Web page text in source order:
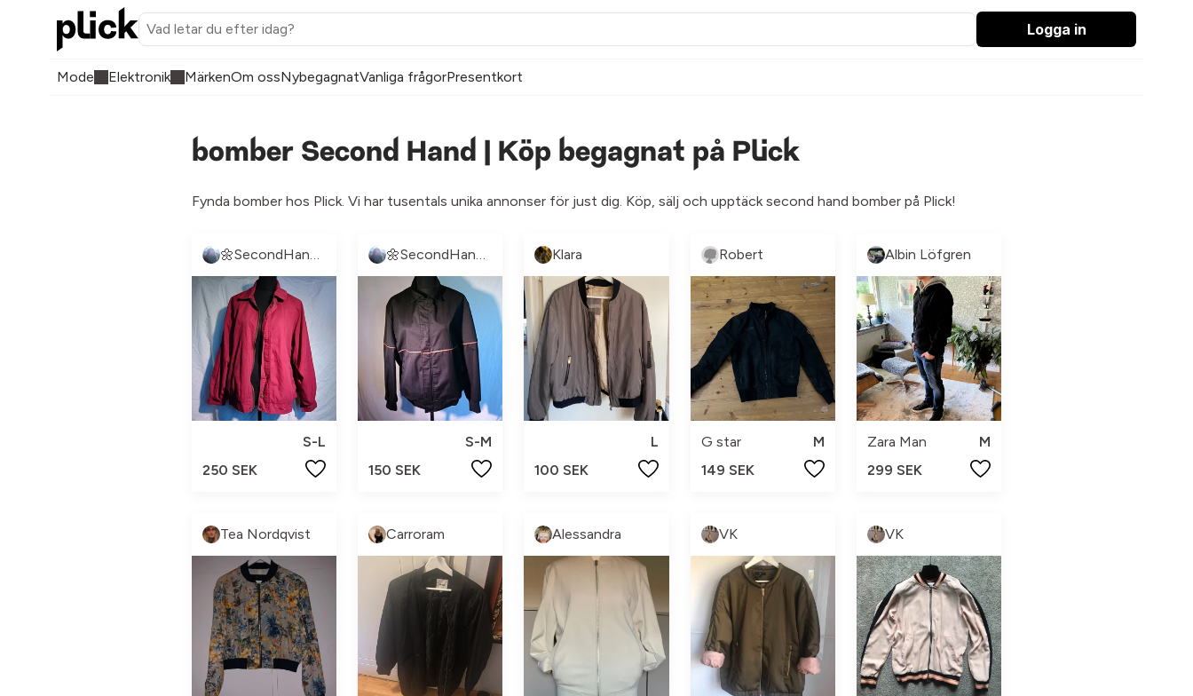
Logga in
Mode Elektronik MärkenOm ossNybegagnatVanliga frågorPresentkort
bomber Second Hand | Köp begagnat på Plick
Fynda bomber hos Plick. Vi har tusentals unika annonser för just dig. Köp, sälj och upptäck second hand bomber på Plick!
🌼SecondHandLand🌼
S-L
250 SEK
🌼SecondHandLand🌼
S-M
150 SEK
Klara
L
100 SEK
Robert
G star
M
149 SEK
Albin Löfgren
Zara Man
M
299 SEK
Tea Nordqvist Carroram Alessandra VK VK